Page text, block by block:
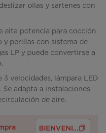
ollas y sartenes con
alta potencia para cocción
y perillas con sistema de
LP y puede convertirse a
velocidades, lámpara LED
Se adapta a instalaciones
de aire.
BIENVENID@S